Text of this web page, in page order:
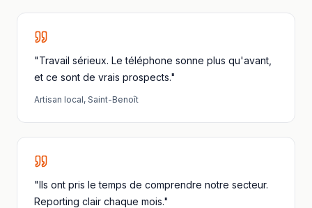
"Travail sérieux. Le téléphone sonne plus qu'avant,
et ce sont de vrais prospects."
Artisan local, Saint-Benoît
"Ils ont pris le temps de comprendre notre secteur.
Reporting clair chaque mois."